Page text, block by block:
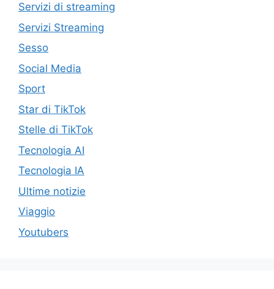
Servizi di streaming
Servizi Streaming
Sesso
Social Media
Sport
Star di TikTok
Stelle di TikTok
Tecnologia AI
Tecnologia IA
Ultime notizie
Viaggio
Youtubers